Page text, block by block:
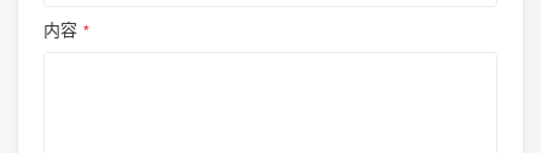
内容 *